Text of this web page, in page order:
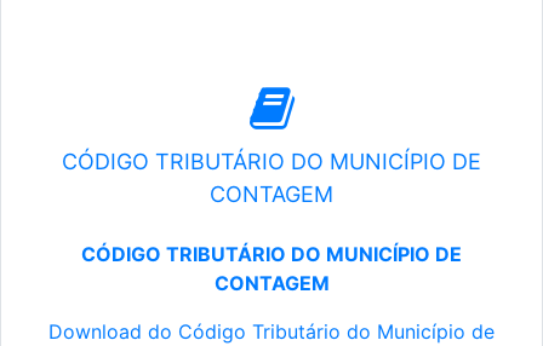
CÓDIGO TRIBUTÁRIO DO MUNICÍPIO DE
CONTAGEM
CÓDIGO TRIBUTÁRIO DO MUNICÍPIO DE
CONTAGEM
Download do Código Tributário do Município de